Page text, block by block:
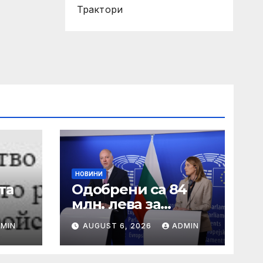
Трактори
НОВИНИ
Одобрени са 84
млн. лева за
хуманно
отношение към
свине и птици
AUGUST 6, 2026 ADMIN